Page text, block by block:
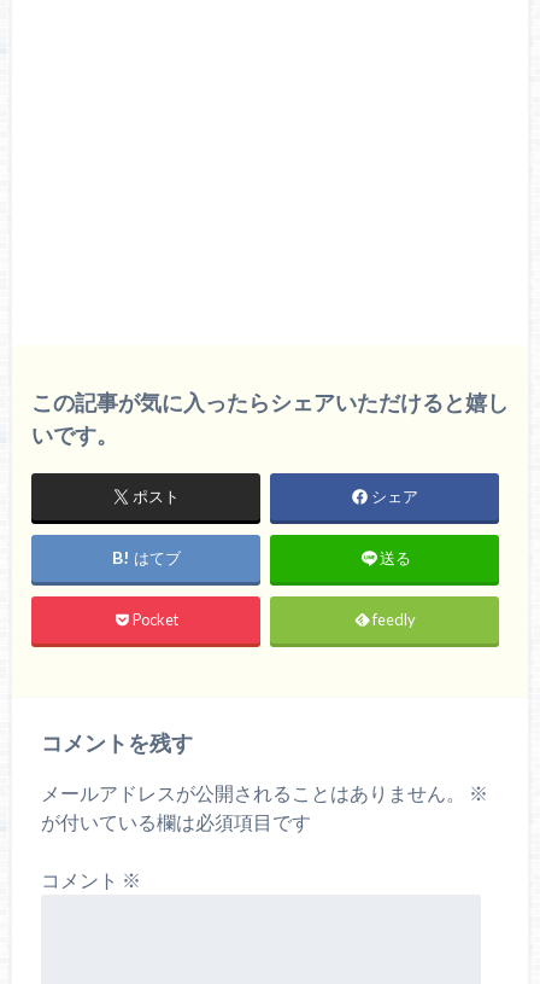
この記事が気に入ったらシェアいただけると嬉し
いです。
ポスト シェア
はてブ 送る
Pocket feedly
コメントを残す
メールアドレスが公開されることはありません。
※
が付いている欄は必須項目です
コメント ※